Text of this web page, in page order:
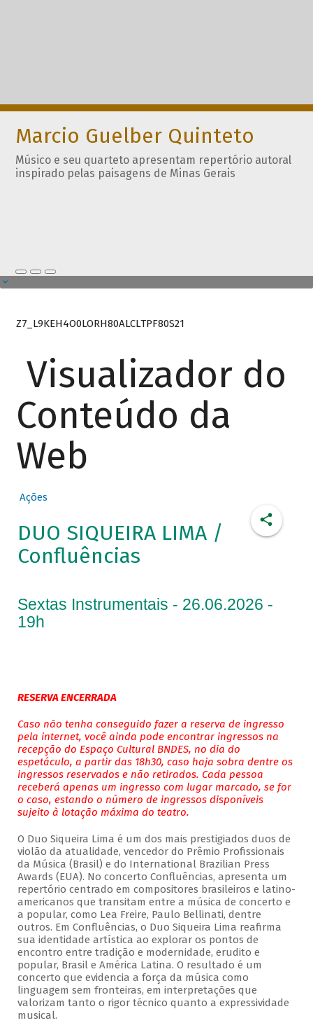
Marcio Guelber Quinteto
Músico e seu quarteto apresentam repertório autoral
inspirado pelas paisagens de Minas Gerais
Z7_L9KEH4O0LORH80ALCLTPF80S21
Visualizador do
Conteúdo da
Web
Ações
DUO SIQUEIRA LIMA /
Confluências
Sextas Instrumentais - 26.06.2026 -
19h
RESERVA ENCERRADA
Caso não tenha conseguido fazer a reserva de ingresso
pela internet, você ainda pode encontrar ingressos na
recepção do Espaço Cultural BNDES, no dia do
espetáculo, a partir das 18h30, caso haja sobra dentre os
ingressos reservados e não retirados. Cada pessoa
receberá apenas um ingresso com lugar marcado, se for
o caso, estando o número de ingressos disponíveis
sujeito à lotação máxima do teatro.
O Duo Siqueira Lima é um dos mais prestigiados duos de
violão da atualidade, vencedor do Prêmio Profissionais
da Música (Brasil) e do International Brazilian Press
Awards (EUA). No concerto Confluências, apresenta um
repertório centrado em compositores brasileiros e latino-
americanos que transitam entre a música de concerto e
a popular, como Lea Freire, Paulo Bellinati, dentre
outros. Em Confluências, o Duo Siqueira Lima reafirma
sua identidade artística ao explorar os pontos de
encontro entre tradição e modernidade, erudito e
popular, Brasil e América Latina. O resultado é um
concerto que evidencia a força da música como
linguagem sem fronteiras, em interpretações que
valorizam tanto o rigor técnico quanto a expressividade
musical.